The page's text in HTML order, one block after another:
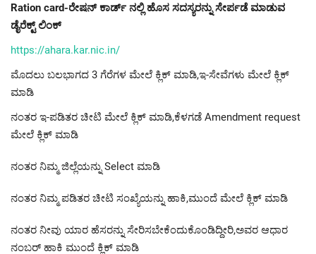
Ration card-ರೇಷನ್ ಕಾರ್ಡ್ ನಲ್ಲಿ ಹೊಸ ಸದಸ್ಯರನ್ನು ಸೇರ್ಪಡೆ ಮಾಡುವ
ಡೈರೆಕ್ಟ್ ಲಿಂಕ್
https://ahara.kar.nic.in/
ಮೊದಲು ಬಲಭಾಗದ 3 ಗೆರೆಗಳ ಮೇಲೆ ಕ್ಲಿಕ್ ಮಾಡಿ,ಇ-ಸೇವೆಗಳು ಮೇಲೆ ಕ್ಲಿಕ್
ಮಾಡಿ
ನಂತರ ಇ-ಪಡಿತರ ಚೀಟಿ ಮೇಲೆ ಕ್ಲಿಕ್ ಮಾಡಿ,ಕೆಳಗಡೆ Amendment request
ಮೇಲೆ ಕ್ಲಿಕ್ ಮಾಡಿ
ನಂತರ ನಿಮ್ಮ ಜಿಲ್ಲೆಯನ್ನು Select ಮಾಡಿ
ನಂತರ ನಿಮ್ಮ ಪಡಿತರ ಚೀಟಿ ಸಂಖ್ಯೆಯನ್ನು ಹಾಕಿ,ಮುಂದೆ ಮೇಲೆ ಕ್ಲಿಕ್ ಮಾಡಿ
ನಂತರ ನೀವು ಯಾರ ಹೆಸರನ್ನು ಸೇರಿಸಬೇಕೆಂದುಕೊಂಡಿದ್ದೀರಿ,ಅವರ ಆಧಾರ
ನಂಬರ್ ಹಾಕಿ ಮುಂದೆ ಕ್ಲಿಕ್ ಮಾಡಿ